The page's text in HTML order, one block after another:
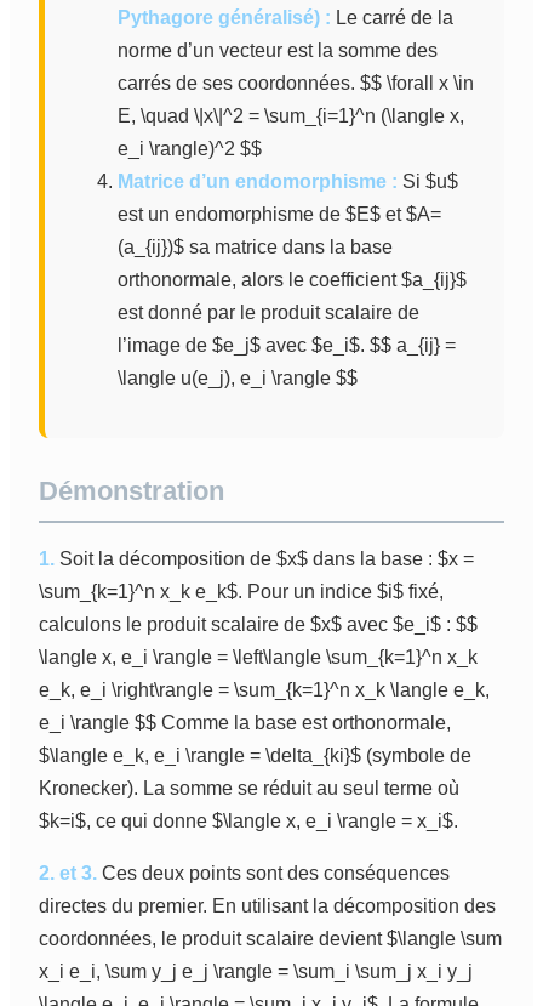
Pythagore généralisé) : Le carré de la
norme d’un vecteur est la somme des
carrés de ses coordonnées. $$ \forall x \in
E, \quad \|x\|^2 = \sum_{i=1}^n (\langle x,
e_i \rangle)^2 $$
Matrice d’un endomorphisme : Si $u$
est un endomorphisme de $E$ et $A=
(a_{ij})$ sa matrice dans la base
orthonormale, alors le coefficient $a_{ij}$
est donné par le produit scalaire de
l’image de $e_j$ avec $e_i$. $$ a_{ij} =
\langle u(e_j), e_i \rangle $$
Démonstration
1. Soit la décomposition de $x$ dans la base : $x =
\sum_{k=1}^n x_k e_k$. Pour un indice $i$ fixé,
calculons le produit scalaire de $x$ avec $e_i$ : $$
\langle x, e_i \rangle = \left\langle \sum_{k=1}^n x_k
e_k, e_i \right\rangle = \sum_{k=1}^n x_k \langle e_k,
e_i \rangle $$ Comme la base est orthonormale,
$\langle e_k, e_i \rangle = \delta_{ki}$ (symbole de
Kronecker). La somme se réduit au seul terme où
$k=i$, ce qui donne $\langle x, e_i \rangle = x_i$.
2. et 3. Ces deux points sont des conséquences
directes du premier. En utilisant la décomposition des
coordonnées, le produit scalaire devient $\langle \sum
x_i e_i, \sum y_j e_j \rangle = \sum_i \sum_j x_i y_j